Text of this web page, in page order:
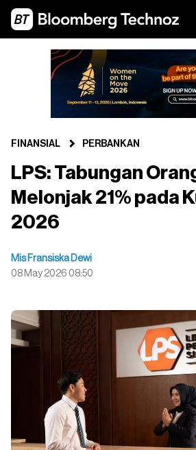
FINANSIAL PERBANKAN
LPS: Tabungan
Melonjak 21% pada
2026
Mis Fransiska Dewi
08 May 2026 08:50